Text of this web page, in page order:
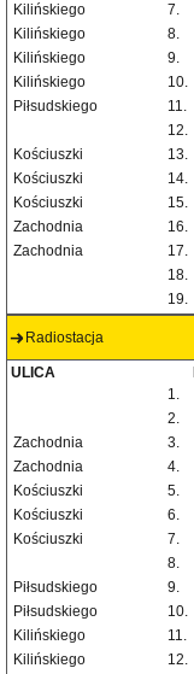
Kilińskiego
7.
Kilińskiego
8.
Kilińskiego
9.
Kilińskiego
10.
Piłsudskiego
11.
12.
Kościuszki
13.
Kościuszki
14.
Kościuszki
15.
Zachodnia
16.
Zachodnia
17.
18.
19.
Radiostacja
ULICA
1.
2.
Zachodnia
3.
Zachodnia
4.
Kościuszki
5.
Kościuszki
6.
Kościuszki
7.
8.
Piłsudskiego
9.
Piłsudskiego
10.
Kilińskiego
11.
Kilińskiego
12.